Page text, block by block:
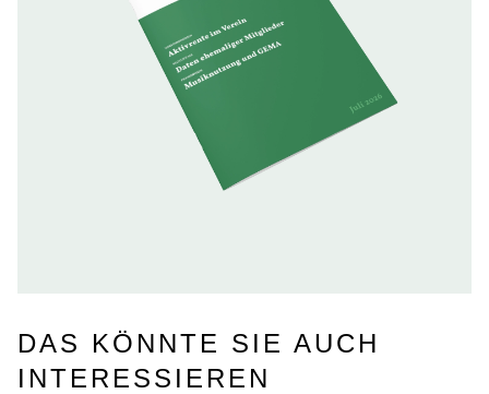
DAS KÖNNTE SIE AUCH
INTERESSIEREN